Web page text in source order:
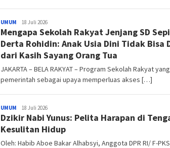
UMUM Belarakyat
18 Juli 2026
Mengapa Sekolah Rakyat Jenjang SD
Derta Rohidin: Anak Usia Dini Tidak Bisa
dari Kasih Sayang Orang Tua
JAKARTA – BELA RAKYAT – Program Sekolah Rakyat
pemerintah sebagai upaya memperluas akses […]
UMUM Belarakyat
18 Juli 2026
Dzikir Nabi Yunus: Pelita Harapan di
Kesulitan Hidup
Oleh: Habib Aboe Bakar Alhabsyi, Anggota DPR RI/ F-